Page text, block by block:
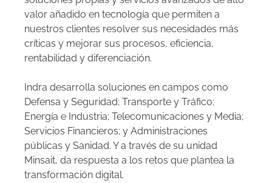
valor añadido en tecnología que permiten a
nuestros clientes resolver sus necesidades más
críticas y mejorar sus procesos, eficiencia,
rentabilidad y diferenciación.
Indra desarrolla soluciones en campos como
Defensa y Seguridad; Transporte y Tráfico;
Energía e Industria; Telecomunicaciones y Media;
Servicios Financieros; y Administraciones
públicas y Sanidad. Y a través de su unidad
Minsait, da respuesta a los retos que plantea la
transformación digital.